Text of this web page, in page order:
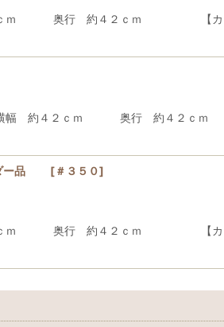
幅 約４２ｃｍ 奥行 約４２
約４２ｃｍ 奥行 約４２ｃｍ
ダー品 [＃３５０]
幅 約４２ｃｍ 奥行 約４２